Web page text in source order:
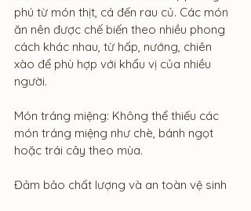
phú từ món thịt, cá đến rau củ. Các món
ăn nên được chế biến theo nhiều phong
cách khác nhau, từ hấp, nướng, chiên
xào để phù hợp với khẩu vị của nhiều
người.
Món tráng miệng: Không thể thiếu các
món tráng miệng như chè, bánh ngọt
hoặc trái cây theo mùa.
Đảm bảo chất lượng và an toàn vệ sinh